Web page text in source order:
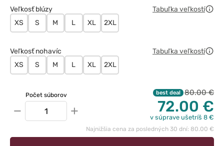
Veľkosť blúzy
Tabuľka veľkostí
XS
S M L XL 2XL
Veľkosť nohavíc
Tabuľka veľkostí
XS
S M L XL 2XL
Počet súborov
− +
best deal 80.00 €
72.00 €
v súprave ušetríš 8 €
Najnižšia cena za posledných 30 dní: 80.00 €